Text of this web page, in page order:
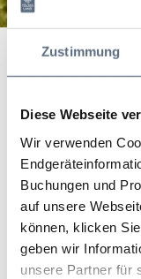
Zustimmung
Diese Webseite
Wir verwenden
Buchungen und
auf unsere
können, klicken
geben wir
unsere Partner für
Startseite Wanderung
Dauer
1:25 h